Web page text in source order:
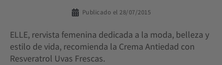
Publicado el 28/07/2015
ELLE, rervista femenina dedicada a la moda, belleza y
estilo de vida, recomienda la Crema Antiedad con
Resveratrol Uvas Frescas.